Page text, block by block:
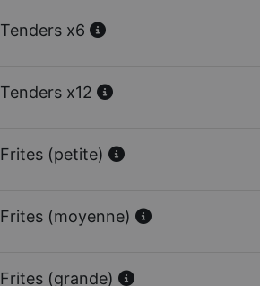
Tenders x6
Tenders x12
Frites (petite)
Frites (moyenne)
Frites (grande)